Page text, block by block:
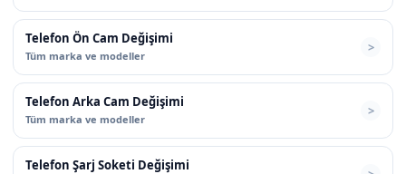
Telefon Ön Cam Değişimi
Tüm marka ve modeller
Telefon Arka Cam Değişimi
Tüm marka ve modeller
Telefon Şarj Soketi Değişimi